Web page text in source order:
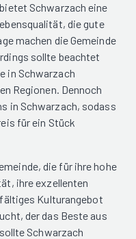
Schwarzach eine
die gute
machen die Gemeinde
sollte beachtet
in Schwarzach
Regionen. Dennoch
in Schwarzach, sodass
für ein Stück
die für ihre hohe
ihre exzellenten
Kulturangebot
der das Beste aus
Schwarzach